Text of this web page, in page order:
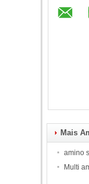
Mais
amino
Multi